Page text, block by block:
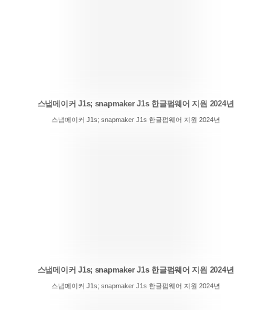
스냅메이커 J1s; snapmaker J1s 한글펌웨어 지원 2024년
스냅메이커 J1s; snapmaker J1s 한글펌웨어 지원 2024년
스냅메이커 J1s; snapmaker J1s 한글펌웨어 지원 2024년
스냅메이커 J1s; snapmaker J1s 한글펌웨어 지원 2024년